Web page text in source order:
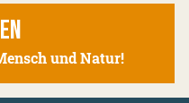
und Natur!